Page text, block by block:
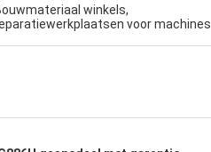
winkels,
voor machines